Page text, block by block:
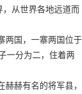
，从世界各地远道而
两国，一寨两国位于
一分为二，住着两
赫有名的将军县，